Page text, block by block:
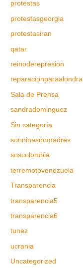
protestas
protestasgeorgia
protestasiran
qatar
reinoderepresion
reparacionparaalondra
Sala de Prensa
sandradominguez
Sin categoría
sonninasnomadres
soscolombia
terremotovenezuela
Transparencia
transparencia5
transparencia6
tunez
ucrania
Uncategorized